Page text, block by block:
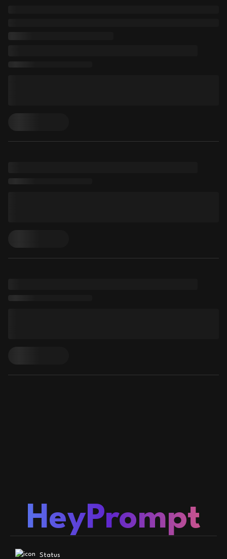
Status
HeyPrompt